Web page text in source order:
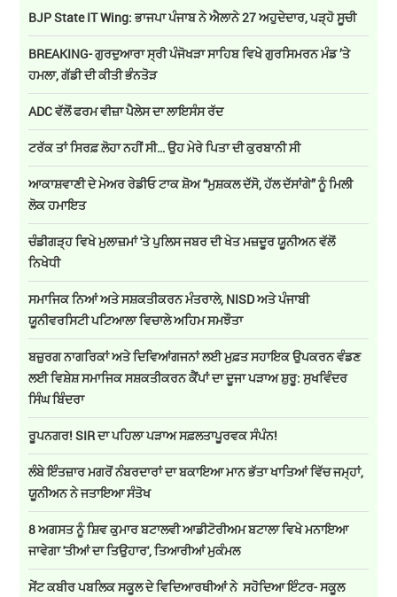
BJP State IT Wing: ਭਾਜਪਾ ਪੰਜਾਬ ਨੇ ਐਲਾਨੇ 27 ਅਹੁਦੇਦਾਰ, ਪੜ੍ਹੋ ਸੂਚੀ
BREAKING- ਗੁਰਦੁਆਰਾ ਸ੍ਰੀ ਪੰਜੋਖੜਾ ਸਾਹਿਬ ਵਿਖੇ ਗੁਰਸਿਮਰਨ ਮੰਡ ’ਤੇ
ਹਮਲਾ, ਗੱਡੀ ਦੀ ਕੀਤੀ ਭੰਨਤੋੜ
ADC ਵੱਲੋਂ ਫਰਮ ਵੀਜ਼ਾ ਪੈਲੇਸ ਦਾ ਲਾਇਸੰਸ ਰੱਦ
ਟਰੱਕ ਤਾਂ ਸਿਰਫ਼ ਲੋਹਾ ਨਹੀਂ ਸੀ… ਉਹ ਮੇਰੇ ਪਿਤਾ ਦੀ ਕੁਰਬਾਨੀ ਸੀ
ਆਕਾਸ਼ਵਾਣੀ ਦੇ ਮੇਅਰ ਰੇਡੀਓ ਟਾਕ ਸ਼ੋਅ “ਮੁਸ਼ਕਲ ਦੱਸੋ, ਹੱਲ ਦੱਸਾਂਗੇ” ਨੂੰ ਮਿਲੀ
ਲੋਕ ਹਮਾਇਤ
ਚੰਡੀਗੜ੍ਹ ਵਿਖੇ ਮੁਲਾਜ਼ਮਾਂ 'ਤੇ ਪੁਲਿਸ ਜਬਰ ਦੀ ਖੇਤ ਮਜ਼ਦੂਰ ਯੂਨੀਅਨ ਵੱਲੋਂ
ਨਿਖੇਧੀ
ਸਮਾਜਿਕ ਨਿਆਂ ਅਤੇ ਸਸ਼ਕਤੀਕਰਨ ਮੰਤਰਾਲੇ, NISD ਅਤੇ ਪੰਜਾਬੀ
ਯੂਨੀਵਰਸਿਟੀ ਪਟਿਆਲਾ ਵਿਚਾਲੇ ਅਹਿਮ ਸਮਝੌਤਾ
ਬਜ਼ੁਰਗ ਨਾਗਰਿਕਾਂ ਅਤੇ ਦਿਵਿਆਂਗਜਨਾਂ ਲਈ ਮੁਫ਼ਤ ਸਹਾਇਕ ਉਪਕਰਨ ਵੰਡਣ
ਲਈ ਵਿਸ਼ੇਸ਼ ਸਮਾਜਿਕ ਸਸ਼ਕਤੀਕਰਨ ਕੈਂਪਾਂ ਦਾ ਦੂਜਾ ਪੜਾਅ ਸ਼ੁਰੂ: ਸੁਖਵਿੰਦਰ
ਸਿੰਘ ਬਿੰਦਰਾ
ਰੂਪਨਗਰ! SIR ਦਾ ਪਹਿਲਾ ਪੜਾਅ ਸਫ਼ਲਤਾਪੂਰਵਕ ਸੰਪੰਨ!
ਲੰਬੇ ਇੰਤਜ਼ਾਰ ਮਗਰੋਂ ਨੰਬਰਦਾਰਾਂ ਦਾ ਬਕਾਇਆ ਮਾਨ ਭੱਤਾ ਖਾਤਿਆਂ ਵਿੱਚ ਜਮ੍ਹਾਂ,
ਯੂਨੀਅਨ ਨੇ ਜਤਾਇਆ ਸੰਤੋਖ
8 ਅਗਸਤ ਨੂੰ ਸ਼ਿਵ ਕੁਮਾਰ ਬਟਾਲਵੀ ਆਡੀਟੋਰੀਅਮ ਬਟਾਲਾ ਵਿਖੇ ਮਨਾਇਆ
ਜਾਵੇਗਾ 'ਤੀਆਂ ਦਾ ਤਿਉਹਾਰ', ਤਿਆਰੀਆਂ ਮੁਕੰਮਲ
ਸੇਂਟ ਕਬੀਰ ਪਬਲਿਕ ਸਕੂਲ ਦੇ ਵਿਦਿਆਰਥੀਆਂ ਨੇ ਸਹੋਦਿਆ ਇੰਟਰ- ਸਕੂਲ